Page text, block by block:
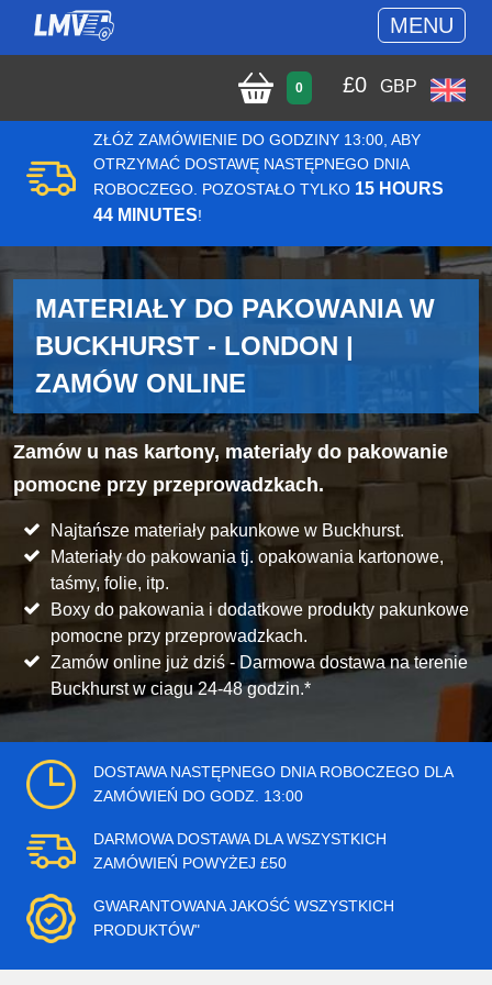
MENU
0 £0 GBP
ZŁÓŻ ZAMÓWIENIE DO GODZINY 13:00, ABY
OTRZYMAĆ DOSTAWĘ NASTĘPNEGO DNIA
ROBOCZEGO. POZOSTAŁO TYLKO 15 HOURS
44 MINUTES!
MATERIAŁY DO PAKOWANIA W
BUCKHURST - LONDON |
ZAMÓW ONLINE
Zamów u nas kartony, materiały do pakowanie
pomocne przy przeprowadzkach.
Najtańsze materiały pakunkowe w Buckhurst.
Materiały do pakowania tj. opakowania kartonowe,
taśmy, folie, itp.
Boxy do pakowania i dodatkowe produkty pakunkowe
pomocne przy przeprowadzkach.
Zamów online już dziś - Darmowa dostawa na terenie
Buckhurst w ciagu 24-48 godzin.*
DOSTAWA NASTĘPNEGO DNIA ROBOCZEGO DLA
ZAMÓWIEŃ DO GODZ. 13:00
DARMOWA DOSTAWA DLA WSZYSTKICH
ZAMÓWIEŃ POWYŻEJ £50
GWARANTOWANA JAKOŚĆ WSZYSTKICH
PRODUKTÓW"